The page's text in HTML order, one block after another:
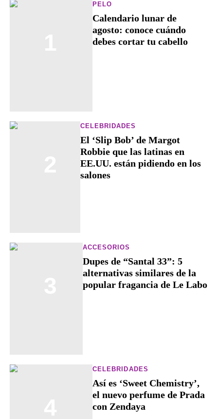
PELO
Calendario lunar de
agosto: conoce cuándo
debes cortar tu cabello
CELEBRIDADES
El ‘Slip Bob’ de Margot
Robbie que las latinas en
EE.UU. están pidiendo en los
salones
ACCESORIOS
Dupes de “Santal 33”: 5
alternativas similares de la
popular fragancia de Le Labo
CELEBRIDADES
Así es ‘Sweet Chemistry’,
el nuevo perfume de Prada
con Zendaya